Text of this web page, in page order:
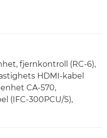
fjernkontroll (RC-6),
HDMI-kabel
CA-570,
(IFC-300PCU/S),